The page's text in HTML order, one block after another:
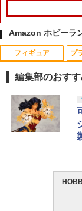
1
1
1
Amazon ホビーラ
フィギュア
1
プ
111
編集部のおす